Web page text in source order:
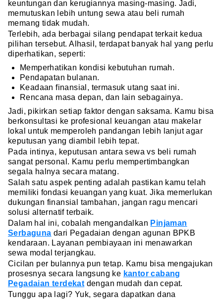
keuntungan dan kerugiannya masing-masing. Jadi,
memutuskan lebih untung sewa atau beli rumah
memang tidak mudah.
Terlebih, ada berbagai silang pendapat terkait kedua
pilihan tersebut. Alhasil, terdapat banyak hal yang perlu
diperhatikan, seperti:
Memperhatikan kondisi kebutuhan rumah.
Pendapatan bulanan.
Keadaan finansial, termasuk utang saat ini.
Rencana masa depan, dan lain sebagainya.
Jadi, pikirkan setiap faktor dengan saksama. Kamu bisa
berkonsultasi ke profesional keuangan atau makelar
lokal untuk memperoleh pandangan lebih lanjut agar
keputusan yang diambil lebih tepat.
Pada intinya, keputusan antara sewa vs beli rumah
sangat personal. Kamu perlu mempertimbangkan
segala halnya secara matang.
Salah satu aspek penting adalah pastikan kamu telah
memiliki fondasi keuangan yang kuat. Jika memerlukan
dukungan finansial tambahan, jangan ragu mencari
solusi alternatif terbaik.
Dalam hal ini, cobalah mengandalkan Pinjaman
Serbaguna dari Pegadaian dengan agunan BPKB
kendaraan. Layanan pembiayaan ini menawarkan
sewa modal terjangkau.
Cicilan per bulannya pun tetap. Kamu bisa mengajukan
prosesnya secara langsung ke kantor cabang
Pegadaian terdekat dengan mudah dan cepat.
Tunggu apa lagi? Yuk, segara dapatkan dana